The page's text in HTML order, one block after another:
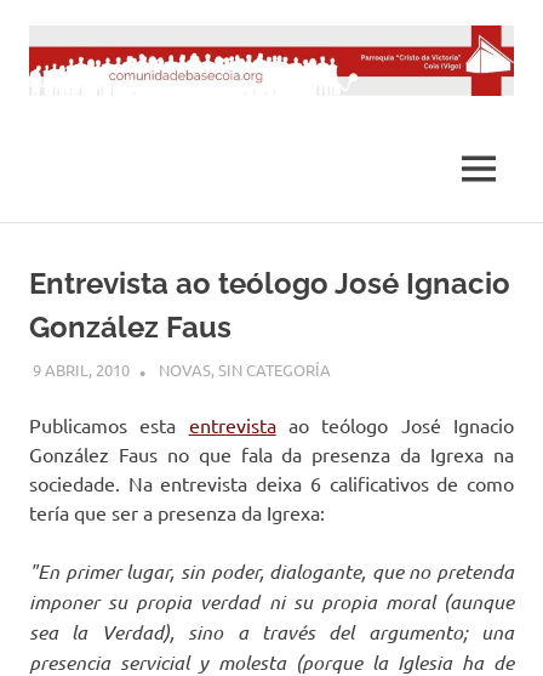
contenido
MENÚ
Entrevista ao teólogo José Ignacio
González Faus
9 ABRIL, 2010 DESARROLLO
NOVAS,SIN CATEGORÍA
Publicamos esta entrevistaao teólogo José Ignacio
González Faus no que fala da presenza da Igrexa na
sociedade. Na entrevista deixa 6 calificativos de como
tería que ser a presenza da Igrexa:
"En primer lugar, sin poder, dialogante, que no pretenda
imponer su propia verdad ni su propia moral (aunque
sea la Verdad), sino a través del argumento; una
presencia servicial y molesta (porque la Iglesia ha de